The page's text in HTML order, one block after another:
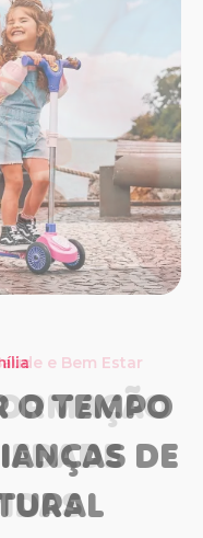
e Bem Estar
O TEMPO
DE
Estar